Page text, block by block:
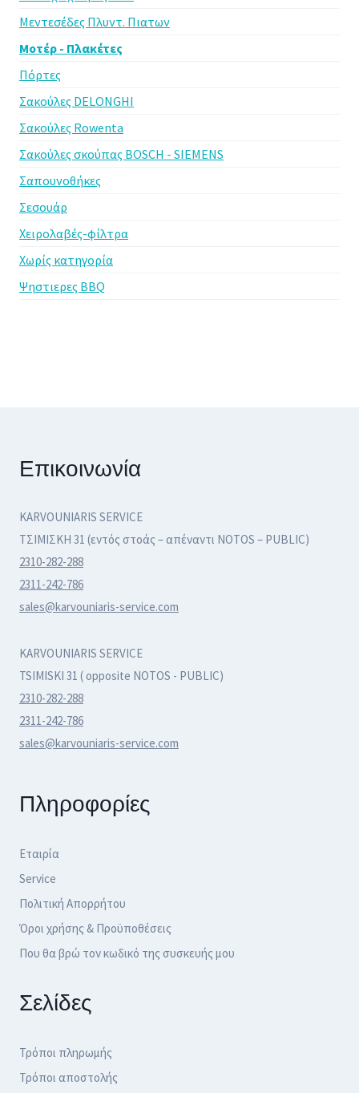
Μεντεσέδες Πλυντ. Πιατων
Μοτέρ - Πλακέτες
Πόρτες
Σακούλες DELONGHI
Σακούλες Rowenta
Σακούλες σκούπας BOSCH - SIEMENS
Σαπουνοθήκες
Σεσουάρ
Χειρολαβές-φίλτρα
Χωρίς κατηγορία
Ψηστιερες BBQ
Επικοινωνία
KARVOUNIARIS SERVICE
ΤΣΙΜΙΣΚΗ 31 (εντός στοάς – απέναντι NOTOS – PUBLIC)
2310-282-288
2311-242-786
sales@karvouniaris-service.com
KARVOUNIARIS SERVICE
TSIMISKI 31 ( opposite NOTOS - PUBLIC)
2310-282-288
2311-242-786
sales@karvouniaris-service.com
Πληροφορίες
Εταιρία
Service
Πολιτική Απορρήτου
Όροι χρήσης & Προϋποθέσεις
Που θα βρώ τον κωδικό της συσκευής μου
Σελίδες
Τρόποι πληρωμής
Τρόποι αποστολής